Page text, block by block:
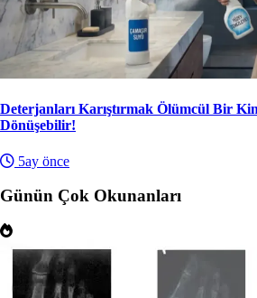
Deterjanları Karıştırmak Ölümcül Bir
Dönüşebilir!
5ay önce
Günün Çok Okunanları